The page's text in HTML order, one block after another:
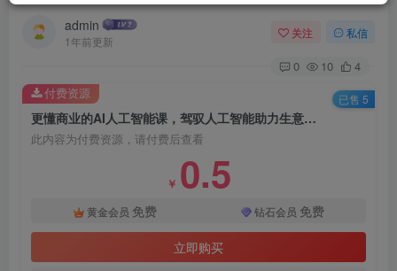
admin
1年前更新
关注 私信
0 10 4
更懂商业的AI人工智能课，驾驭人工智能助力生意增长(更新116节)
此内容为付费资源，请付费后查看
￥ 0.5
黄金会员 免费 钻石会员 免费
立即购买
付费资源 已售 5